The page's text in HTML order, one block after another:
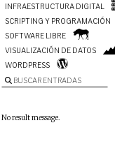
INFRAESTRUCTURA DIGITAL
SCRIPTING Y PROGRAMACIÓN
SOFTWARE LIBRE
VISUALIZACIÓN DE DATOS
WORDPRESS
BUSCAR ENTRADAS
No result message.